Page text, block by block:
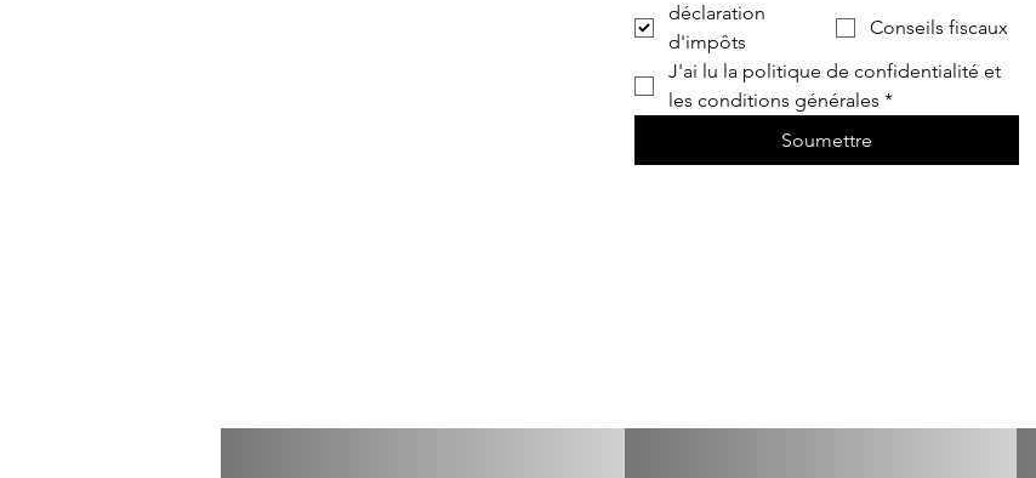
déclaration
d'impôts
Conseils fiscaux
J'ai lu la politique de confidentialité et
les conditions générales *
Soumettre